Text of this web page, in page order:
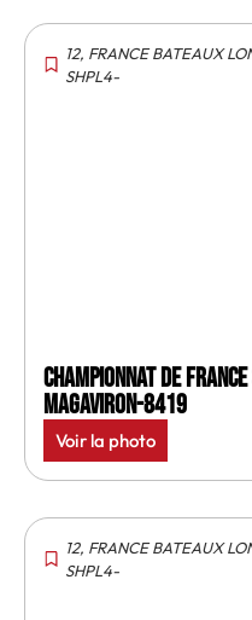
12, FRANCE BATEAUX
SHPL4-
Championnat de
MagAviron-8419
Voir la photo
12, FRANCE BATEAUX
SHPL4-